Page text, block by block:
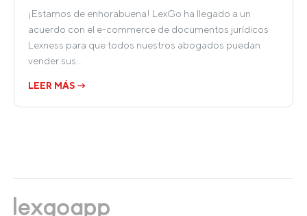
¡Estamos de enhorabuena! LexGo ha llegado a un
acuerdo con el e-commerce de documentos jurídicos
Lexness para que todos nuestros abogados puedan
vender sus…
LEER MÁS →